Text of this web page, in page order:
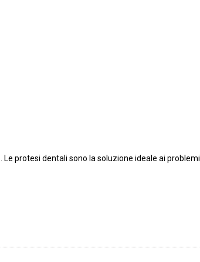
Le protesi dentali sono la soluzione ideale ai problemi